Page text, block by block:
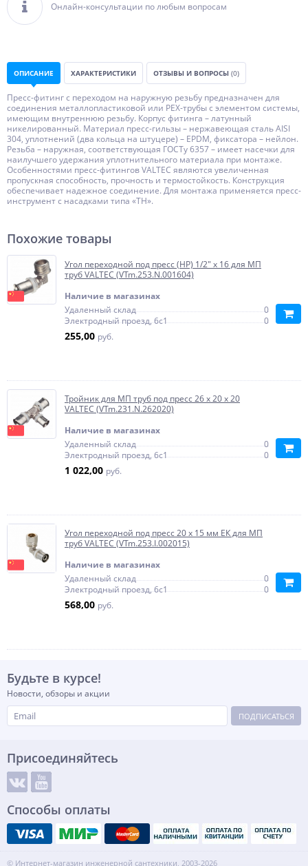
Онлайн-консультации по любым вопросам
ОПИСАНИЕ ХАРАКТЕРИСТИКИ ОТЗЫВЫ И ВОПРОСЫ (0)
Пресс-фитинг с переходом на наружную резьбу предназначен для
соединения металлопластиковой или РЕХ-трубы с элементом системы,
имеющим внутреннюю резьбу. Корпус фитинга – латунный
никелированный. Материал пресс-гильзы – нержавеющая сталь AISI
304, уплотнений (два кольца на штуцере) – EPDM, фиксатора – нейлон.
Резьба – наружная, соответствующая ГОСТу 6357 – имеет насечки для
наилучшего удержания уплотнительного материала при монтаже.
Особенностями пресс-фитингов VALTEC являются увеличенная
пропускная способность, прочность и термостойкость. Конструкция
обеспечивает надежное соединение. Для монтажа применяется пресс-
инструмент с насадками типа «ТН».
Похожие товары
Угол переходной под пресс (НР) 1/2" х 16 для МП
труб VALTEC (VTm.253.N.001604)
Наличие в магазинах
Удаленный склад
0
Электродный проезд, 6с1
0
255,00 руб.
Тройник для МП труб под пресс 26 х 20 х 20
VALTEC (VTm.231.N.262020)
Наличие в магазинах
Удаленный склад
0
Электродный проезд, 6с1
0
1 022,00 руб.
Угол переходной под пресс 20 x 15 мм ЕК для МП
труб VALTEC (VTm.253.I.002015)
Наличие в магазинах
Удаленный склад
0
Электродный проезд, 6с1
0
568,00 руб.
Будьте в курсе!
Новости, обзоры и акции
ПОДПИСАТЬСЯ
Присоединяйтесь
Способы оплаты
© Интернет-магазин инженерной сантехники, 2003-2026